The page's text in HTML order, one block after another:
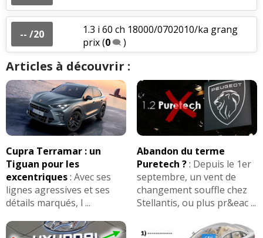
-- /20
1.3 i 60 ch 18000/0702010/ka grang
prix(0 )
Articles à découvrir :
Cupra Terramar : un
Tiguan pour les
excentriques: Avec ses
lignes agressives et ses
détails marqués, l ...
Abandon du terme
Puretech ?: Depuis le 1er
septembre, un vent de
changement souffle chez
Stellantis, ou plus pr&eac ...